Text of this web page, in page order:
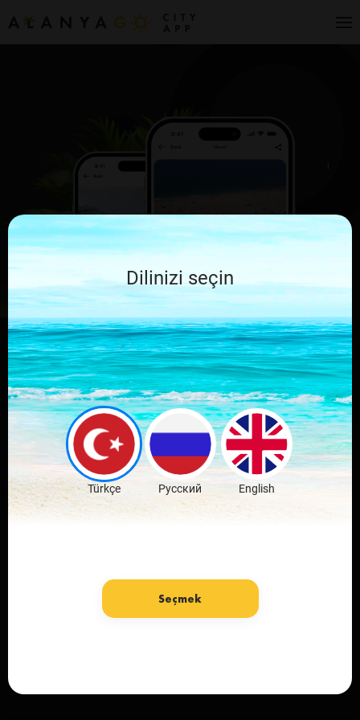
Leave comments
and discuss the
news
Download Free
Dilinizi seçin
Türkçe Русский English
Seçmek